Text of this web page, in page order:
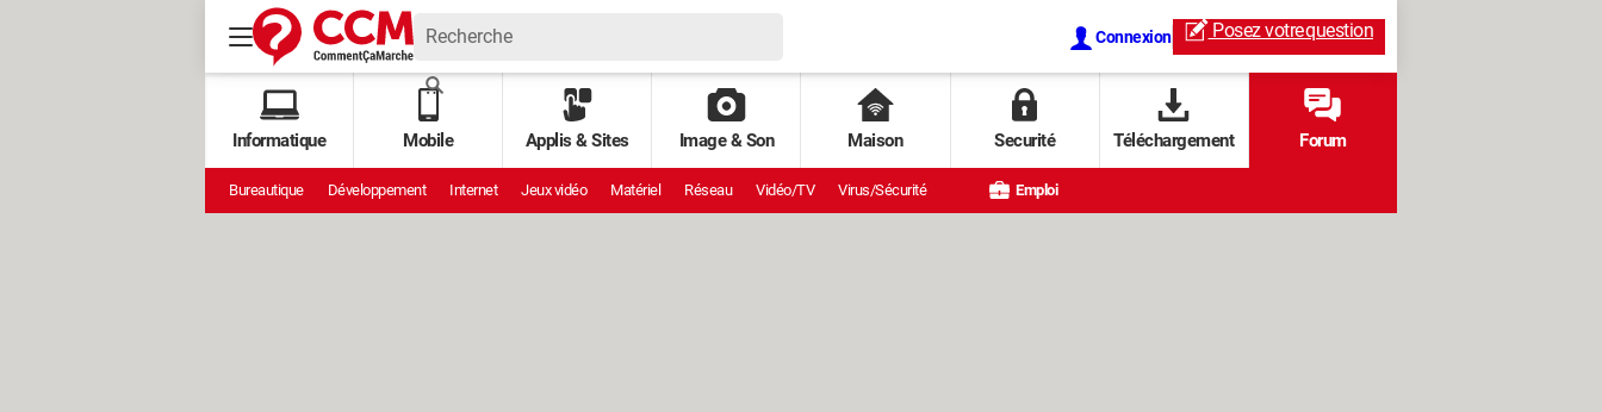
Connexion Posez votrequestion
Informatique Mobile Applis & Sites Image & Son Maison Securité Téléchargement Forum
Bureautique Développement Internet Jeux vidéo Matériel Réseau Vidéo/TV Virus/Sécurité Emploi